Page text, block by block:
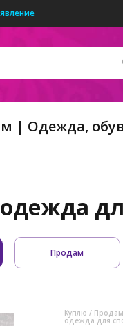
Одежда,
Продам
Куплю / Продам
одежда для